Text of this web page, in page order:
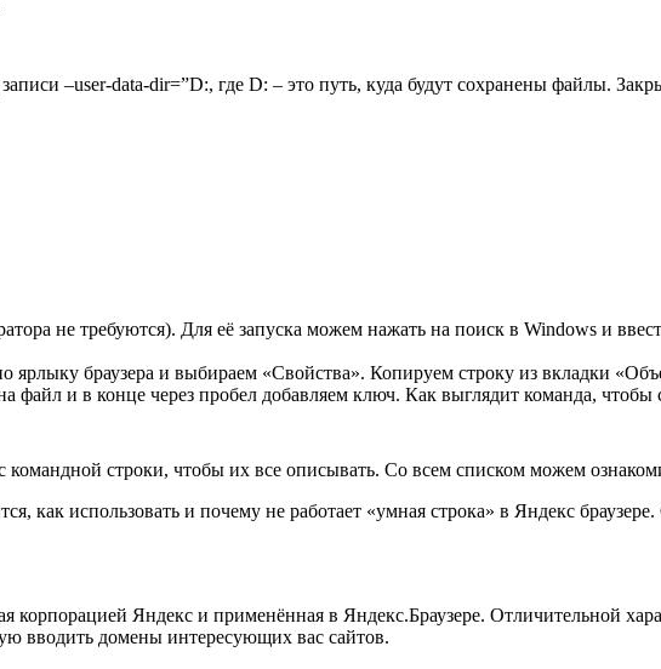
–user-data-dir=”D:, где D: – это путь, куда будут сохранены файлы.
не требуются). Для её запуска можем нажать на поиск в Windows и
браузера и выбираем «Свойства». Копируем строку из вкладки
файл и в конце через пробел добавляем ключ. Как выглядит команда, чтобы
строки, чтобы их все описывать. Со всем списком можем
как использовать и почему не работает «умная строка» в Яндекс
корпорацией Яндекс и применённая в Яндекс.Браузере. Отличительной
вводить домены интересующих вас сайтов.